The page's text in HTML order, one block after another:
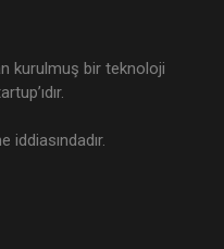
kurulmuş bir teknoloji
iddiasındadır.